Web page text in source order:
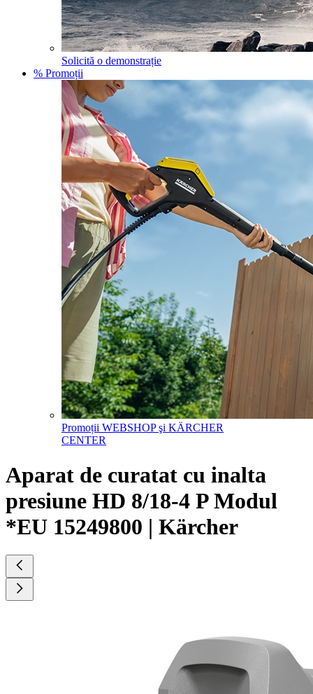
Solicită o demonstrație
% Promoții
Promoții WEBSHOP şi KÄRCHER
CENTER
Aparat de curatat cu inalta
presiune HD 8/18-4 P Modul
*EU 15249800 | Kärcher